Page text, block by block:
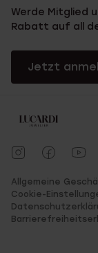
Werde Mitglied
Rabatt auf all
Jetzt
Allgemeine
Cookie-